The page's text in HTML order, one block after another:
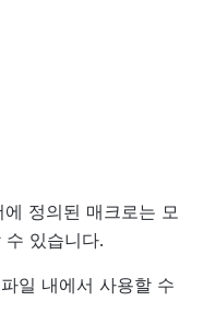
에 정의된 매크로는 모
있습니다.
일 내에서 사용할 수